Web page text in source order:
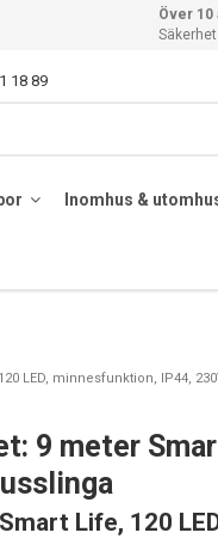
Över
18 89
Inomhus &
LED, minnesfunktion, IP44,
9 meter
Life, 120